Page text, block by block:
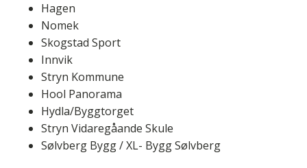
Hagen
Nomek
Skogstad Sport
Innvik
Stryn Kommune
Hool Panorama
Hydla/Byggtorget
Stryn Vidaregåande Skule
Sølvberg Bygg / XL- Bygg Sølvberg